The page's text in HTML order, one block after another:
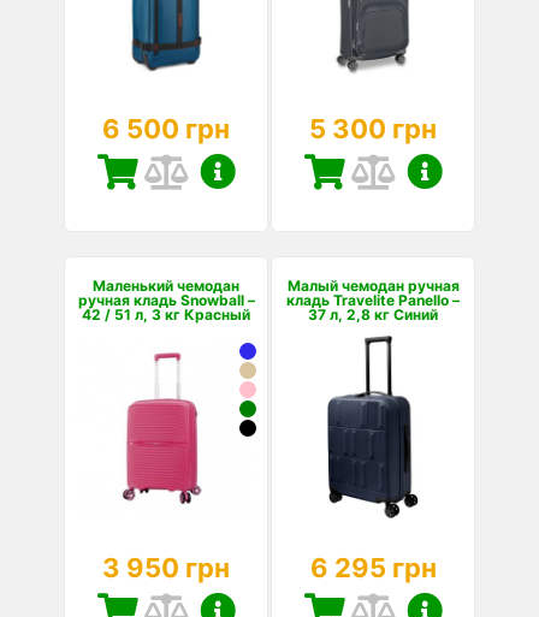
6 500 грн 5 300 грн
Маленький чемодан
ручная кладь Snowball –
42 / 51 л, 3 кг Красный
3 950 грн
Малый чемодан ручная
кладь Travelite Panello –
37 л, 2,8 кг Синий
6 295 грн